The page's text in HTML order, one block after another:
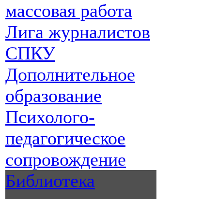
массовая работа
Лига журналистов
СПКУ
Дополнительное
образование
Психолого-
педагогическое
сопровождение
Библиотека